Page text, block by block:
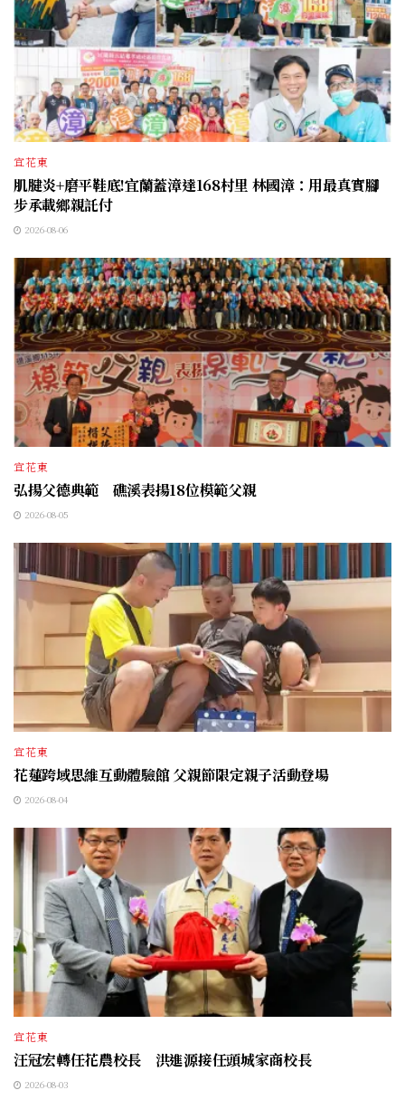
宜花東
肌腱炎+磨平鞋底!宜蘭蓋漳達168村里 林國漳：用最真實腳
步承載鄉親託付
2026-08-06
宜花東
弘揚父德典範 礁溪表揚18位模範父親
2026-08-05
宜花東
花蓮跨域思維互動體驗館 父親節限定親子活動登場
2026-08-04
宜花東
汪冠宏轉任花農校長 洪進源接任頭城家商校長
2026-08-03